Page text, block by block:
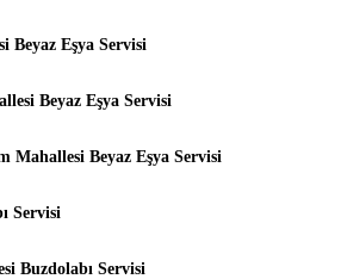
Beyaz Eşya Servisi
Beyaz Eşya Servisi
Mahallesi Beyaz Eşya Servisi
Servisi
Buzdolabı Servisi